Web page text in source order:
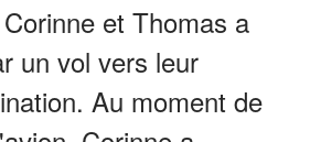
et Thomas a
un vol vers leur
Au moment de